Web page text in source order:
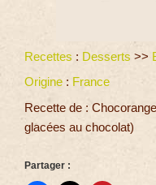
Recettes : Desserts >>
Origine : France
Recette de :
glacées au chocolat)
Partager :